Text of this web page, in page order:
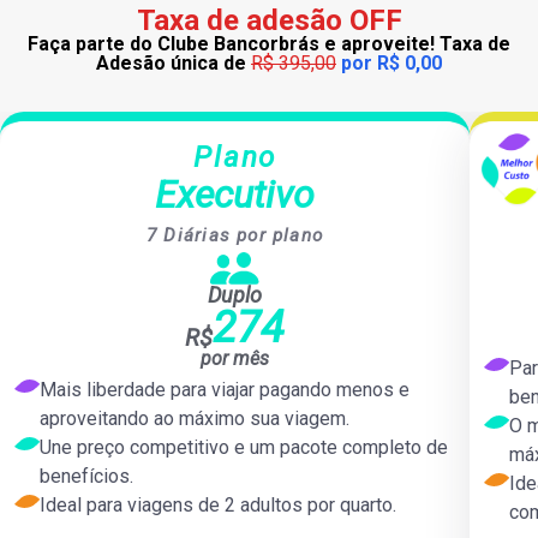
Taxa de adesão OFF
Faça parte do Clube Bancorbrás e aproveite! Taxa de
Adesão única de R$ 395,00 por R$ 0,00
Plano
Executivo
7 Diárias por plano
Duplo
R$274
por mês
Mais liberdade para viajar pagando menos e
aproveitando ao máximo sua viagem.
Une preço competitivo e um pacote completo de
benefícios.
Ideal para viagens de 2 adultos por quarto.
Plano
Executivo
Duplo
Mais de 80.000 hotéis conveniados no Brasil e no exterior
Café da manhã incluso em hotéis nacionais
Desconto em passagens aéreas e locação de carros
Quartos de categoria Superior exclusivos
Atendimento prioritário especializado para clientes do Plano
Superior
Descontos ampliados na compra de pacotes de passagens
aéreas + hospedagem
Possibilidade de adquirir mais 5 diárias adicionais
Pagamento recorrente facilitado, sem comprometer o limite do
Conversão das diárias em produtos de turismo, seguros e
O